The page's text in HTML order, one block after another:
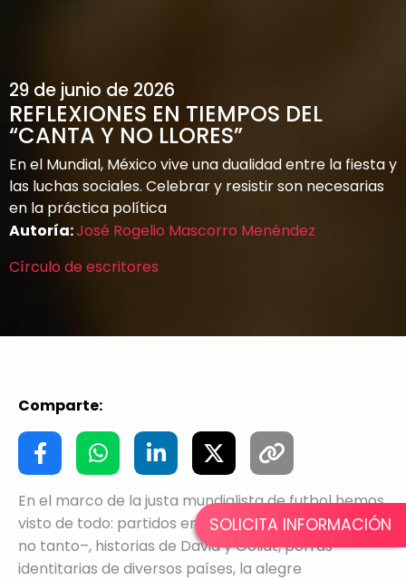
29 de junio de 2026
REFLEXIONES EN TIEMPOS DEL
“CANTA Y NO LLORES”
En el Mundial, México vive una dualidad entre la fiesta y
las luchas sociales. Celebrar y resistir son necesarias
en la práctica política
Autoría:José Rogelio Mascorro Menéndez
Círculo de escritores
Comparte:
En el marco de la justa mundialista de futbol hemos
visto de todo: partidos emocionantes –y otros que
no tanto–, historias de David y Goliat, porras
identitarias de diversos países, la alegre
SOLICITA INFORMACIÓN